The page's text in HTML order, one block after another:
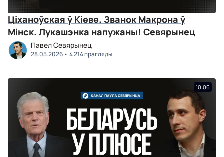
Ціханоўская ў Кіеве. Званок Макрона ў
Мінск. Лукашэнка напужаны! Севярынец
Павел Севярынец
28.05.2026 4 214 прагляды
10:06